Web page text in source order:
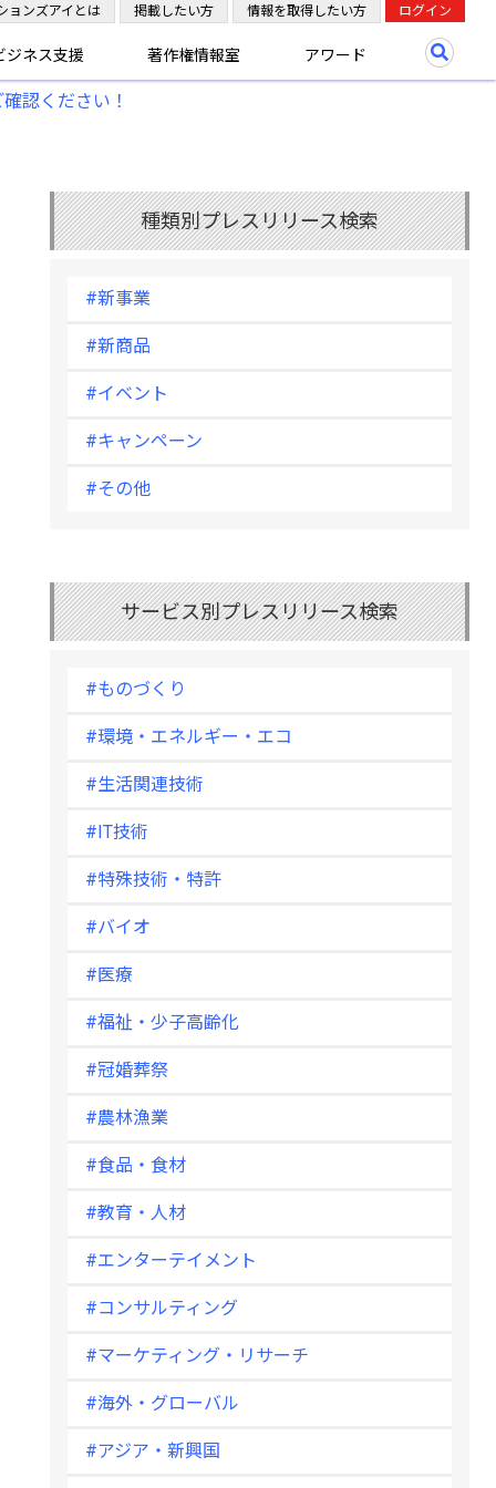
ジネス支援 著作権情報室 アワード
ョンズアイとは 掲載したい方 情報を取得したい方 ログイン
認ください！
種類別プレスリリース検索
#新事業
#新商品
#イベント
#キャンペーン
#その他
サービス別プレスリリース検索
#ものづくり
#環境・エネルギー・エコ
#生活関連技術
#IT技術
#特殊技術・特許
#バイオ
#医療
#福祉・少子高齢化
#冠婚葬祭
#農林漁業
#食品・食材
#教育・人材
#エンターテイメント
#コンサルティング
#マーケティング・リサーチ
#海外・グローバル
#アジア・新興国